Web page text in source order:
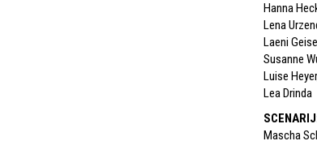
Hanna
Lena
Laeni
Susanne
Luise Heyer
Lea Drinda
SCENARIJ
Mascha